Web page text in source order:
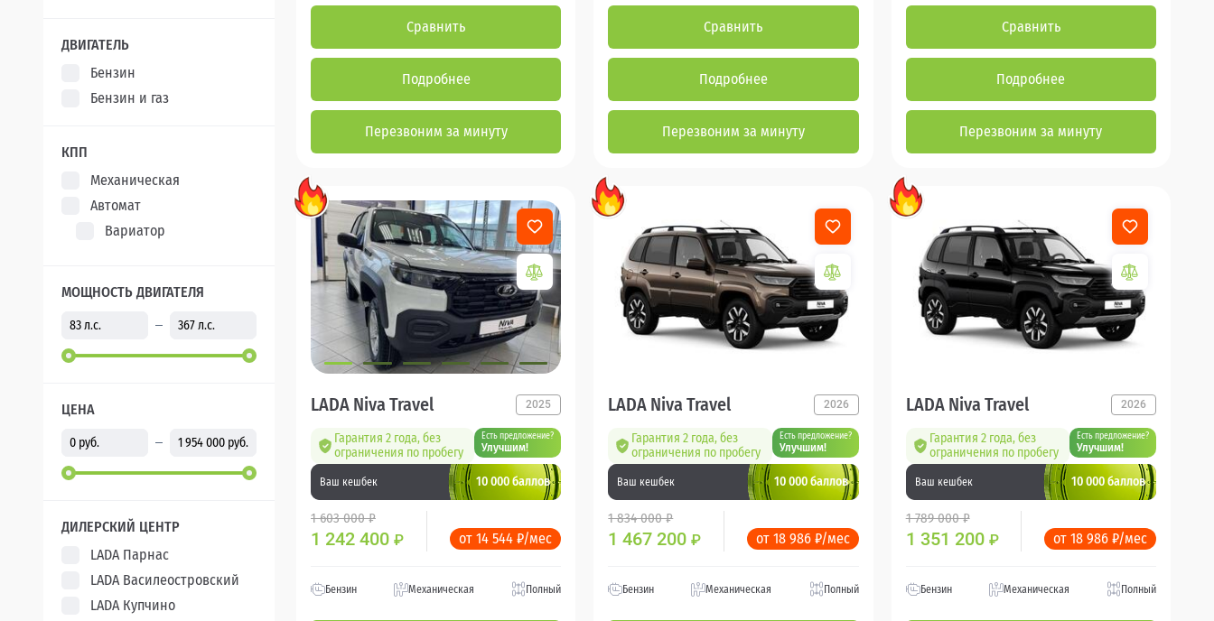
ДВИГАТЕЛЬ
Бензин
Бензин и газ
КПП
Механическая
Автомат
Вариатор
МОЩНОСТЬ ДВИГАТЕЛЯ
ЦЕНА
ДИЛЕРСКИЙ ЦЕНТР
LADA Парнас
LADA Василеостровский
LADA Купчино
Сравнить
Подробнее
Перезвоним за минуту
Сравнить
Подробнее
Перезвоним за минуту
Сравнить
Подробнее
Перезвоним за минуту
LADA Niva Travel 2025
Гарантия 2 года, без
ограничения по пробегу
Есть предложение?
Улучшим!
Ваш кешбек 10 000 баллов
1 603 000 ₽
1 242 400 ₽ от 14 544 ₽/мес
Бензин Механическая Полный
LADA Niva Travel 2026
Гарантия 2 года, без
ограничения по пробегу
Есть предложение?
Улучшим!
Ваш кешбек 10 000 баллов
1 834 000 ₽
1 467 200₽ от 18 986 ₽/мес
Бензин Механическая Полный
LADA Niva Travel 2026
Гарантия 2 года, без
ограничения по пробегу
Есть предложение?
Улучшим!
Ваш кешбек 10 000 баллов
1 789 000 ₽
1 351 200 ₽ от 18 986 ₽/мес
Бензин Механическая Полный